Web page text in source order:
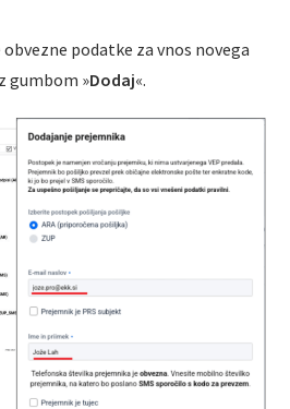
podatke za vnos novega
gumbom »Dodaj«.